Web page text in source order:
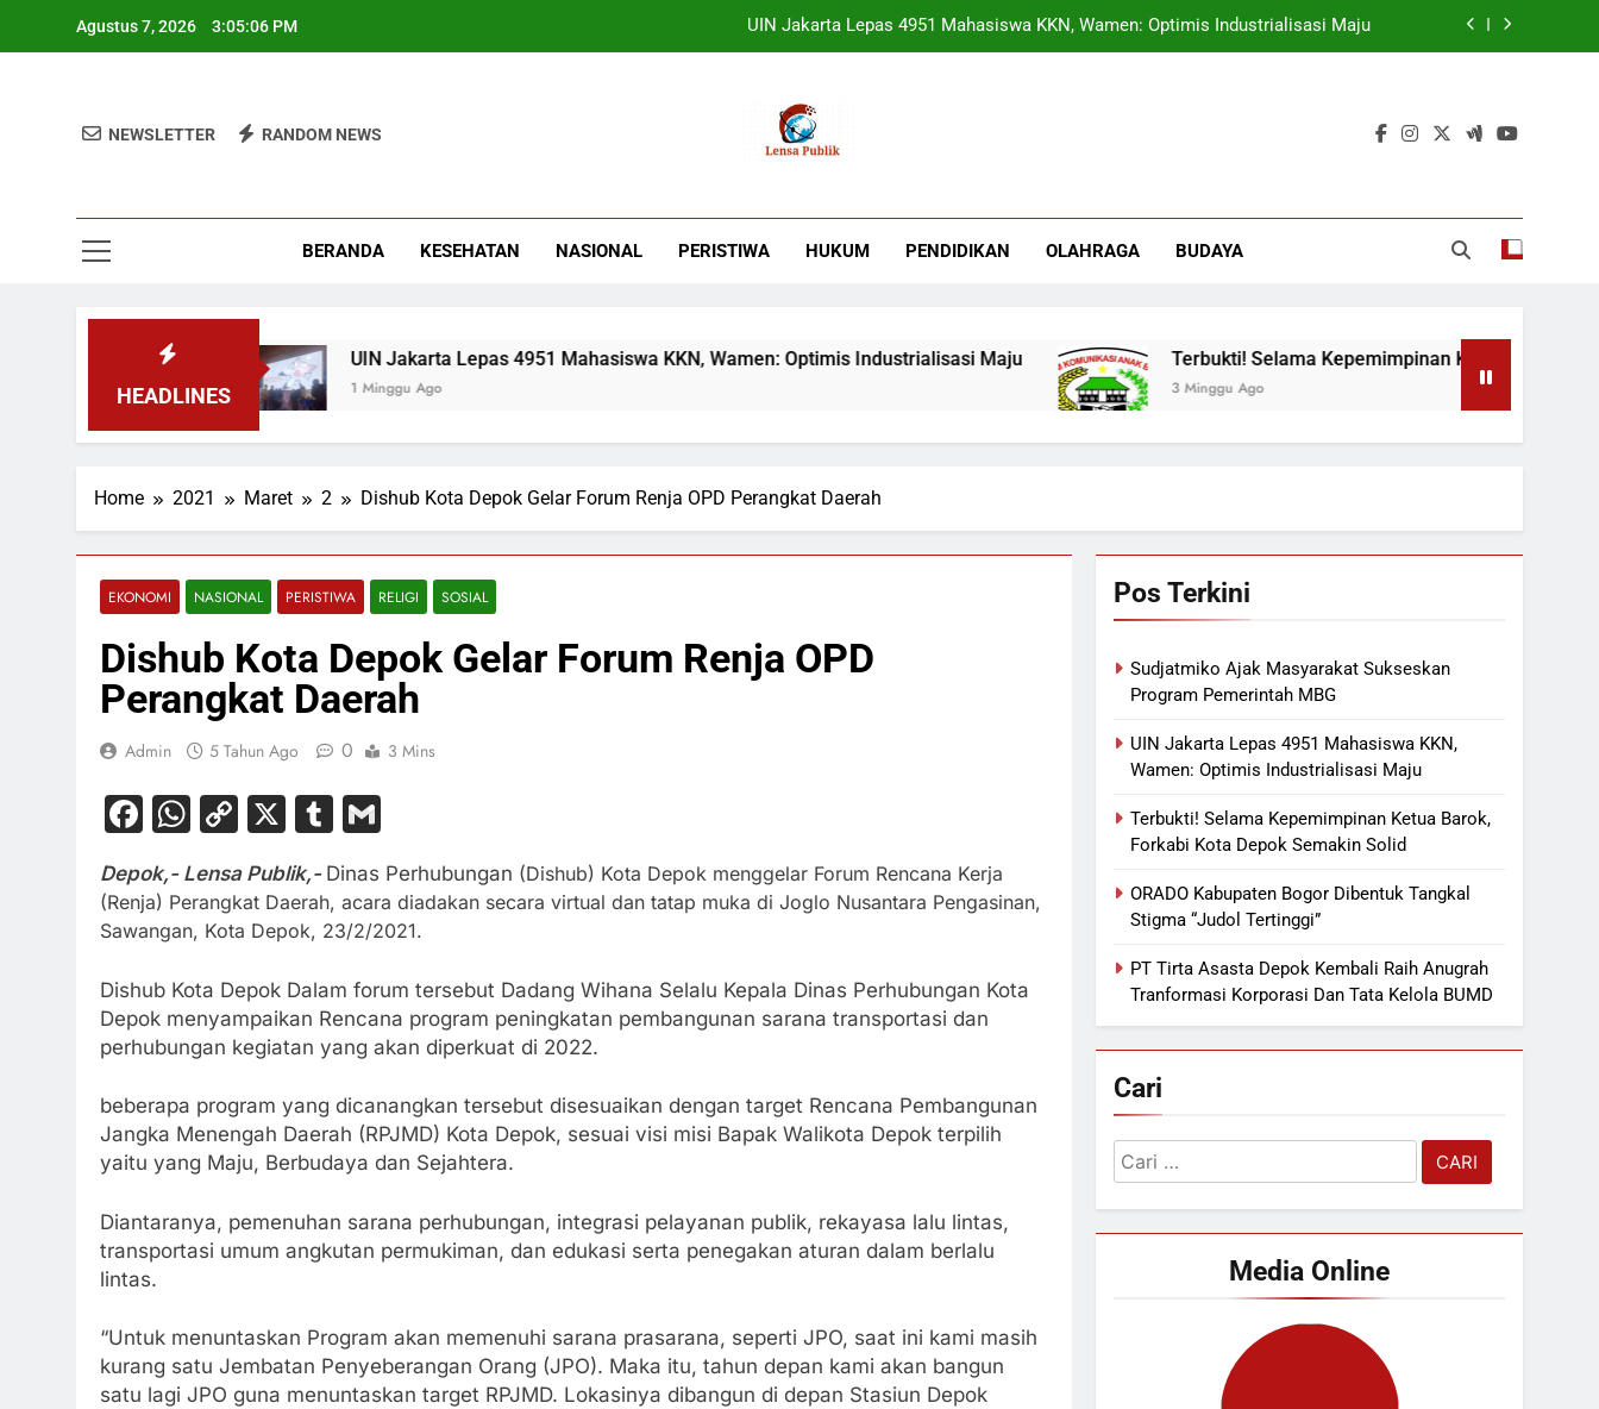
Agustus 7, 2026 3:05:06 PM Terbukti! Selama Kepemimpinan Ketua Barok, Forkabi Kota Depok Semakin Solid
NEWSLETTER RANDOM NEWS
BERANDA KESEHATAN NASIONAL PERISTIWA HUKUM PENDIDIKAN OLAHRAGA BUDAYA
HEADLINES
UIN Jakarta Lepas 4951 Mahasiswa KKN, Wamen: Optimis Industrialisasi Maju
1 Minggu Ago
Terbukti! Selama Kepemimpinan Ketua Barok, Forkabi
3 Minggu Ago
Home 2021 Maret 2 Dishub Kota Depok Gelar Forum Renja OPD Perangkat Daerah
EKONOMI NASIONAL PERISTIWA RELIGI SOSIAL
Dishub Kota Depok Gelar Forum Renja OPD
Perangkat Daerah
Admin 5 Tahun Ago 0 3 Mins
Facebook
WhatsApp
Copy
X Tumblr
Depok,- Lensa Publik,- Dinas Perhubungan (Dishub) Kota Depok menggelar Forum Rencana Kerja
(Renja) Perangkat Daerah, acara diadakan secara virtual dan tatap muka di Joglo Nusantara Pengasinan,
Sawangan, Kota Depok, 23/2/2021.
Dishub Kota Depok Dalam forum tersebut Dadang Wihana Selalu Kepala Dinas Perhubungan Kota
Depok menyampaikan Rencana program peningkatan pembangunan sarana transportasi dan
perhubungan kegiatan yang akan diperkuat di 2022.
beberapa program yang dicanangkan tersebut disesuaikan dengan target Rencana Pembangunan
Jangka Menengah Daerah (RPJMD) Kota Depok, sesuai visi misi Bapak Walikota Depok terpilih
yaitu yang Maju, Berbudaya dan Sejahtera.
Diantaranya, pemenuhan sarana perhubungan, integrasi pelayanan publik, rekayasa lalu lintas,
transportasi umum angkutan permukiman, dan edukasi serta penegakan aturan dalam berlalu
lintas.
“Untuk menuntaskan Program akan memenuhi sarana prasarana, seperti JPO, saat ini kami masih
kurang satu Jembatan Penyeberangan Orang (JPO). Maka itu, tahun depan kami akan bangun
satu lagi JPO guna menuntaskan target RPJMD. Lokasinya dibangun di depan Stasiun Depok
Pos Terkini
Sudjatmiko Ajak Masyarakat Sukseskan
Program Pemerintah MBG
UIN Jakarta Lepas 4951 Mahasiswa KKN,
Wamen: Optimis Industrialisasi Maju
Terbukti! Selama Kepemimpinan Ketua Barok,
Forkabi Kota Depok Semakin Solid
ORADO Kabupaten Bogor Dibentuk Tangkal
Stigma “Judol Tertinggi”
PT Tirta Asasta Depok Kembali Raih Anugrah
Tranformasi Korporasi Dan Tata Kelola BUMD
Cari
Cari
untuk:
Media Online